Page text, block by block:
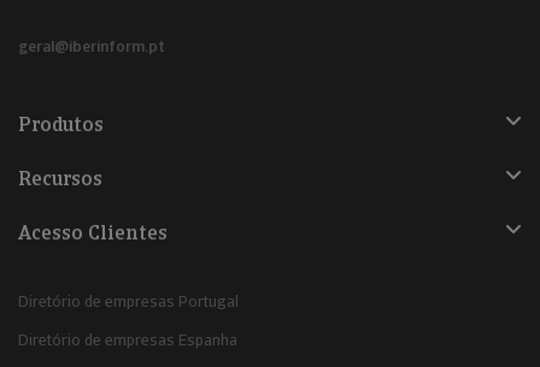
geral@iberinform.pt
Produtos
Recursos
Acesso Clientes
Diretório de empresas Portugal
Diretório de empresas Espanha